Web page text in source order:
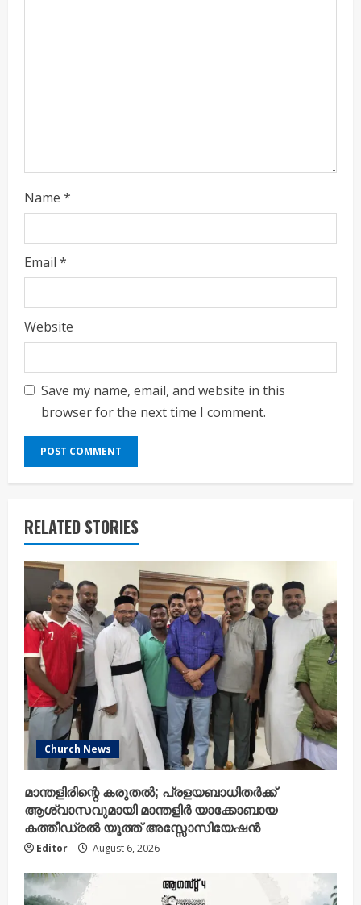
Name *
Email *
Website
Save my name, email, and website in this
browser for the next time I comment.
RELATED STORIES
Church News
മാന്തളിരിന്റെ കരുതൽ; പ്രളയബാധിതർക്ക്
ആശ്വാസവുമായി മാന്തളിർ യാക്കോബായ
കത്തീഡ്രൽ യൂത്ത് അസ്സോസിയേഷൻ
Editor August 6, 2026